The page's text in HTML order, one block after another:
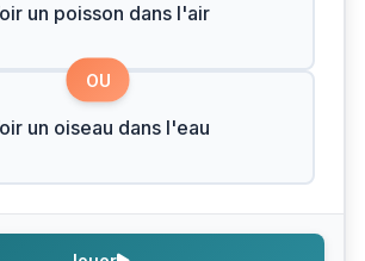
un poisson dans l'air
OU
un oiseau dans l'eau